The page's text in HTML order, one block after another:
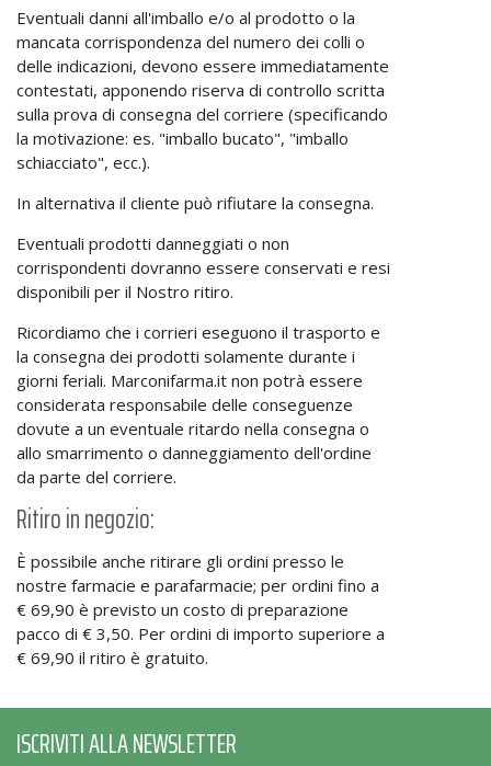
Eventuali danni all'imballo e/o al prodotto o la
mancata corrispondenza del numero dei colli o
delle indicazioni, devono essere immediatamente
contestati, apponendo riserva di controllo scritta
sulla prova di consegna del corriere (specificando
la motivazione: es. "imballo bucato", "imballo
schiacciato", ecc.).
In alternativa il cliente può rifiutare la consegna.
Eventuali prodotti danneggiati o non
corrispondenti dovranno essere conservati e resi
disponibili per il Nostro ritiro.
Ricordiamo che i corrieri eseguono il trasporto e
la consegna dei prodotti solamente durante i
giorni feriali. Marconifarma.it non potrà essere
considerata responsabile delle conseguenze
dovute a un eventuale ritardo nella consegna o
allo smarrimento o danneggiamento dell'ordine
da parte del corriere.
Ritiro in negozio:
È possibile anche ritirare gli ordini presso le
nostre farmacie e parafarmacie; per ordini fino a
€ 69,90 è previsto un costo di preparazione
pacco di € 3,50. Per ordini di importo superiore a
€ 69,90 il ritiro è gratuito.
ISCRIVITI ALLA NEWSLETTER